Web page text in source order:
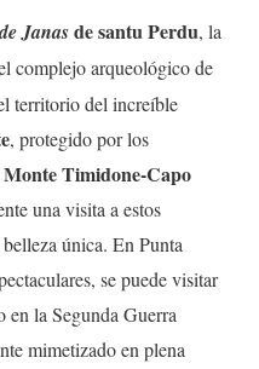
Janasde santu Perdu, la
complejo arqueológico de
territorio del increíble
, protegido por los
Monte Timidone-Capo
una visita a estos
única. En Punta
se puede visitar
la Segunda Guerra
mimetizado en plena